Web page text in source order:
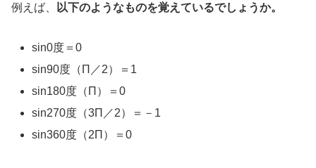
例えば、 以下のようなものを覚えているでしょうか。
sin0度＝0
sin90度（Π／2）＝1
sin180度（Π）＝0
sin270度（3Π／2）＝－1
sin360度（2Π）＝0